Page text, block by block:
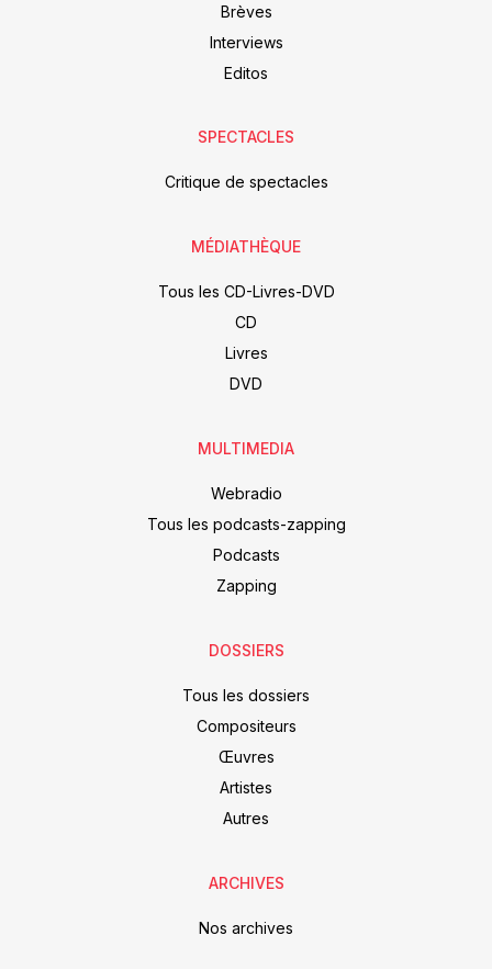
Brèves
Interviews
Editos
SPECTACLES
Critique de spectacles
MÉDIATHÈQUE
Tous les CD-Livres-DVD
CD
Livres
DVD
MULTIMEDIA
Webradio
Tous les podcasts-zapping
Podcasts
Zapping
DOSSIERS
Tous les dossiers
Compositeurs
Œuvres
Artistes
Autres
ARCHIVES
Nos archives